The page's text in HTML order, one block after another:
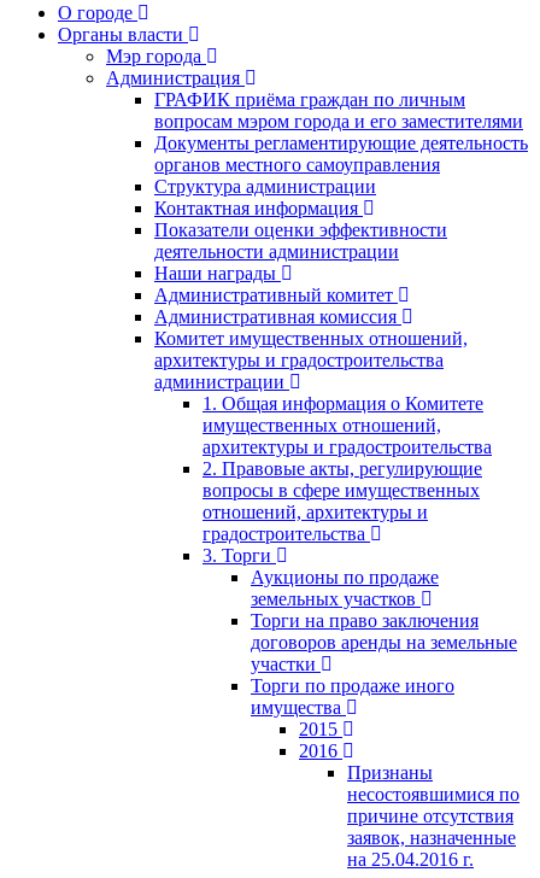
О городе
Органы власти
Мэр города
Администрация
ГРАФИК приёма граждан по личным
вопросам мэром города и его заместителями
Документы регламентирующие деятельность
органов местного самоуправления
Структура администрации
Контактная информация
Показатели оценки эффективности
деятельности администрации
Наши награды
Административный комитет
Административная комиссия
Комитет имущественных отношений,
архитектуры и градостроительства
администрации
1. Общая информация о Комитете
имущественных отношений,
архитектуры и градостроительства
2. Правовые акты, регулирующие
вопросы в сфере имущественных
отношений, архитектуры и
градостроительства
3. Торги
Аукционы по продаже
земельных участков
Торги на право заключения
договоров аренды на земельные
участки
Торги по продаже иного
имущества
2015
2016
Признаны
несостоявшимися по
причине отсутствия
заявок, назначенные
на 25.04.2016 г.